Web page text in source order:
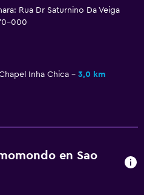
Rua Dr Saturnino Da Veiga
000
Inha Chica 3,0 km
en Sao